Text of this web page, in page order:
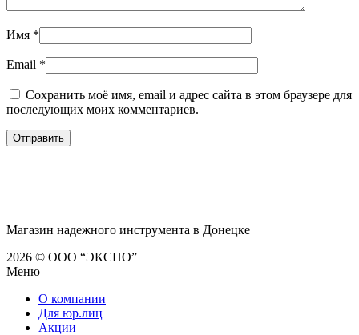
Имя *
Email *
Сохранить моё имя, email и адрес сайта в этом браузере для
последующих моих комментариев.
Магазин надежного инструмента в Донецке
2026 © ООО “ЭКСПО”
Меню
О компании
Для юр.лиц
Акции